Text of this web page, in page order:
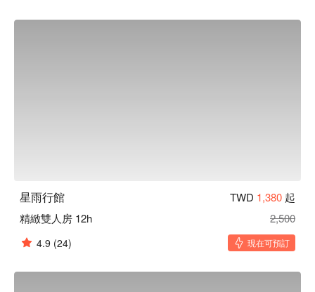
星雨行館 TWD 1,380 起
精緻雙人房 12h
2,500
4.9 (24) 現在可預訂